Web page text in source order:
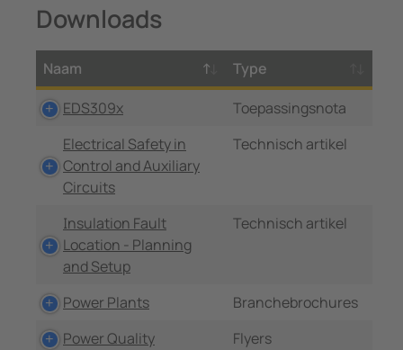
Downloads
Naam
Type
EDS309x
Toepassingsnota
Electrical Safety in
Control and Auxiliary
Circuits
Technisch artikel
Insulation Fault
Location - Planning
and Setup
Technisch artikel
Power Plants
Branchebrochures
Power Quality
Flyers